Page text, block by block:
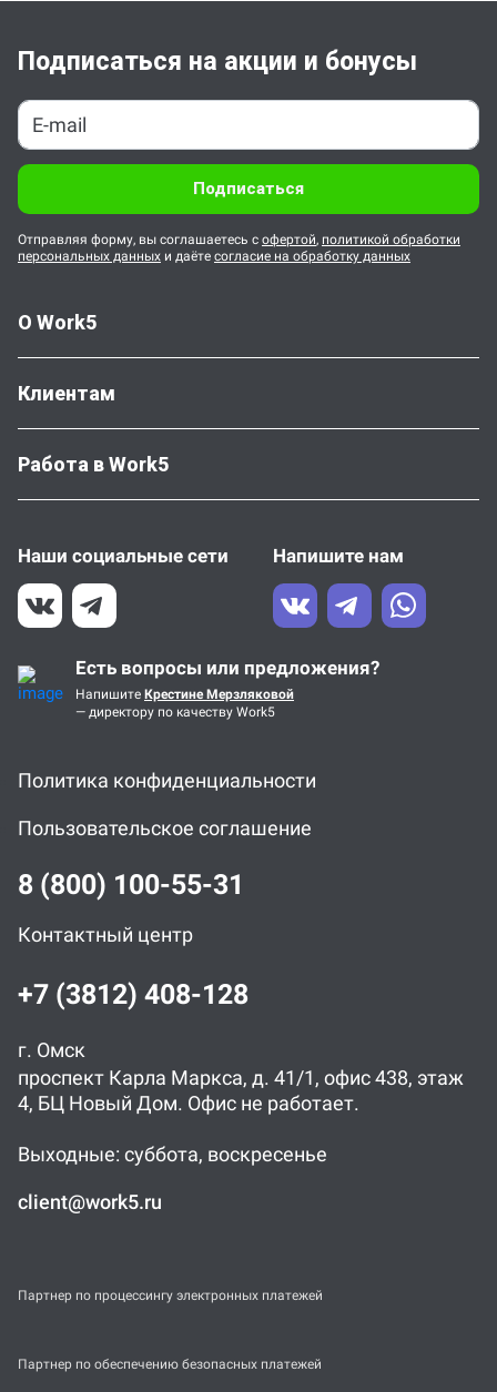
Подписаться на акции и бонусы
Подписаться
Отправляя форму, вы соглашаетесь с офертой, политикой обработки
персональных данных и даёте согласие на обработку данных
О Work5
Клиентам
Работа в Work5
Наши социальные сети Напишите нам
Есть вопросы или предложения?
Напишите Крестине Мерзляковой
— директору по качеству Work5
Политика конфиденциальности
Пользовательское соглашение
8 (800) 100-55-31
Контактный центр
+7 (3812) 408-128
г. Омск
проспект Карла Маркса, д. 41/1, офис 438, этаж
4, БЦ Новый Дом. Офис не работает.
Выходные: суббота, воскресенье
client@work5.ru
Партнер по процессингу электронных платежей
Партнер по обеспечению безопасных платежей